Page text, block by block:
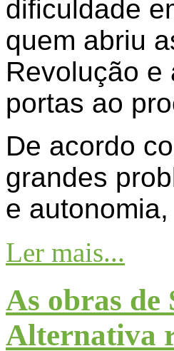
dificuldade
quem abriu
Revolução e
portas ao
De acordo
grandes
e
Ler mais...
As obras de
Alternativa